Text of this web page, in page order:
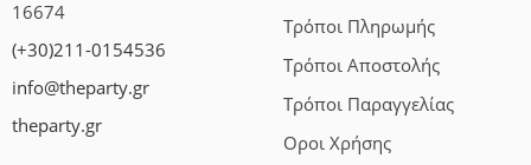
16674
(+30)211-0154536
info@theparty.gr
theparty.gr
Τρόποι Πληρωμής
Τρόποι Αποστολής
Τρόποι Παραγγελίας
Οροι Χρήσης